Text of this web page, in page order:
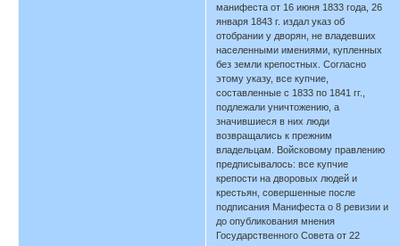
манифеста от 16 июня 1833 года, 26
января 1843 г. издал указ об
отобрании у дворян, не владевших
населенными имениями, купленных
без земли крепостных. Согласно
этому указу, все купчие,
составленные с 1833 по 1841 гг.,
подлежали уничтожению, а
значившиеся в них люди
возвращались к прежним
владельцам. Войсковому правлению
предписывалось: все купчие
крепости на дворовых людей и
крестьян, совершенные после
подписания Манифеста о 8 ревизии и
до опубликования мнения
Государственного Совета от 22